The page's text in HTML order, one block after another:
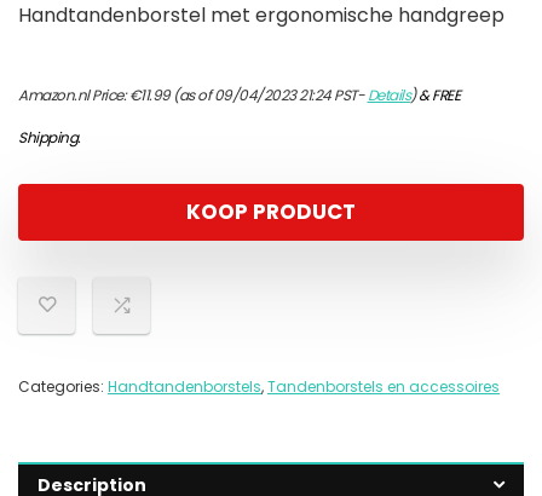
Handtandenborstel met ergonomische handgreep
Amazon.nl Price:€11.99(as of 09/04/2023 21:24 PST-Details)&FREE
Shipping.
KOOP PRODUCT
Categories: Handtandenborstels,Tandenborstels en accessoires
Description